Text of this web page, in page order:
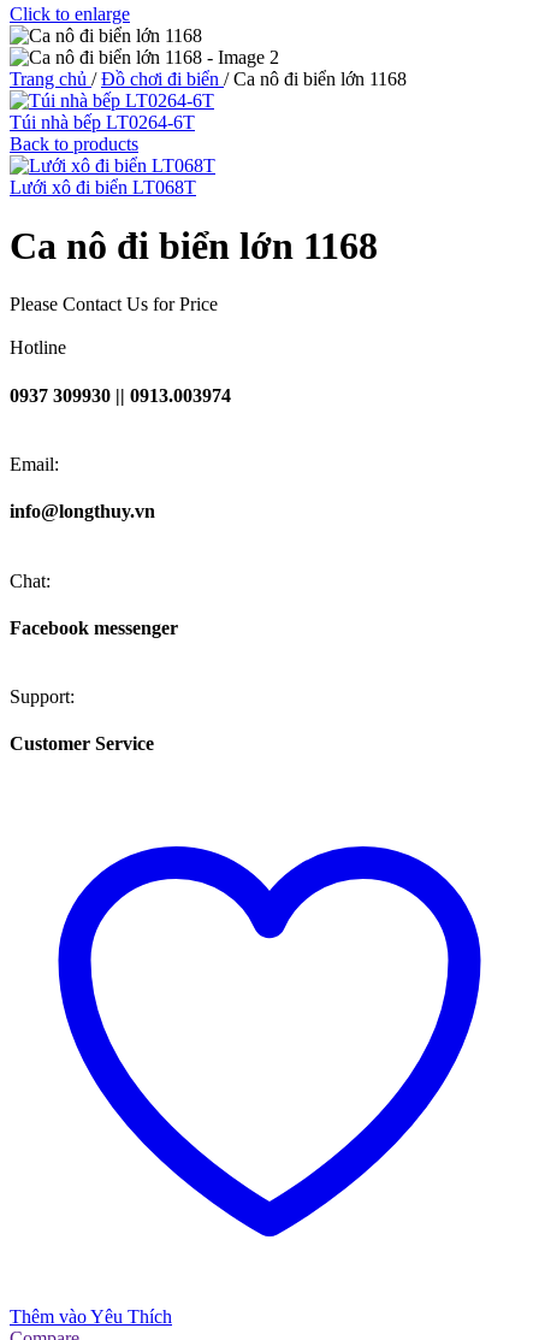
Click to enlarge
Trang chủ / Đồ chơi đi biển / Ca nô đi biển lớn 1168
Túi nhà bếp LT0264-6T
Back to products
Lưới xô đi biển LT068T
Ca nô đi biển lớn 1168
Please Contact Us for Price
Hotline
0937 309930 || 0913.003974
Email:
info@longthuy.vn
Chat:
Facebook messenger
Support:
Customer Service
Thêm vào Yêu Thích